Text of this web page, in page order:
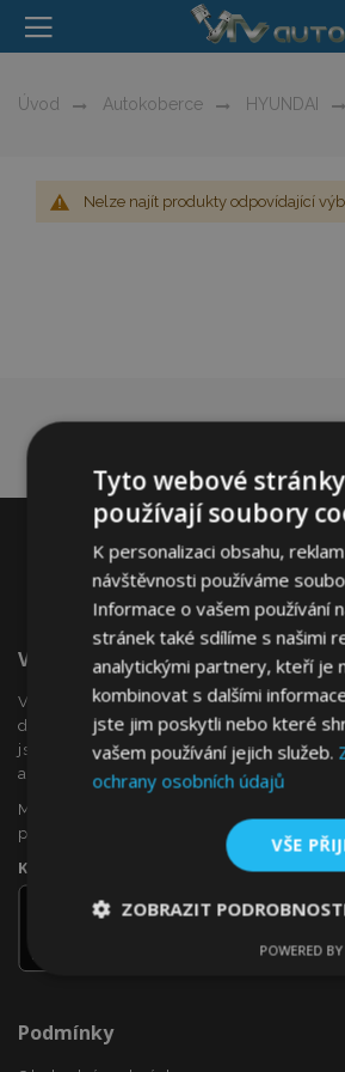
Úvod Autokoberce HYUNDAI
Nelze najít produkty odpovídající
Vítejte Na VTVauto.cz
VTVauto je maloobchodním prodejcem
dodavatelem autopříslušenství a
jsou např .: ozdobné kryty kol (poklice),
autopotahy, autorohože, chromové kryty
Máte zájem o dropshipping, nebo se
partnerem?
Kontaktujte nás ještě dnes!
Podmínky
Tyto webové stránky
používají soubory
K personalizaci obsahu,
návštěvnosti používáme
Informace o vašem používání
stránek také sdílíme s našimi
analytickými partnery, kteří je
kombinovat s dalšími
jste jim poskytli nebo které
vašem používání jejich služeb.
ochrany osobních údajů
VŠE
ZOBRAZIT
Výkonové
POWERED